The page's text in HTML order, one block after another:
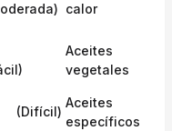
calor
Aceites
vegetales
(Difícil)
Aceites
específicos